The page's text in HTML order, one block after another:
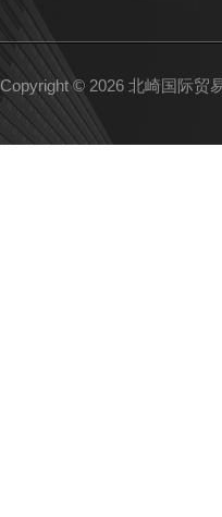
Copyright © 2026 北崎国际贸